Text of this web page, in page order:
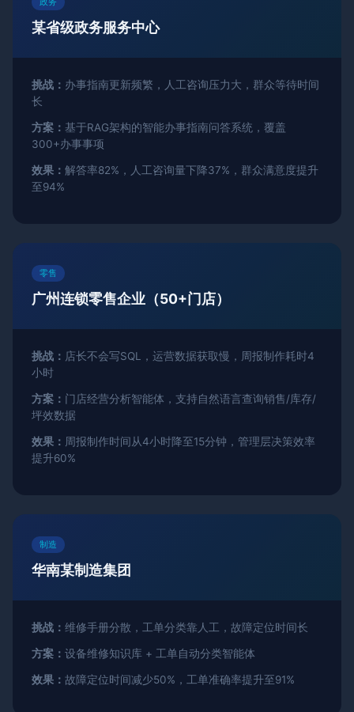
某省级政务服务中心
挑战： 办事指南更新频繁，人工咨询压力大，群众等待时间
长
方案： 基于RAG架构的智能办事指南问答系统，覆盖
300+办事事项
效果： 解答率82%，人工咨询量下降37%，群众满意度提升
至94%
零售
广州连锁零售企业（50+门店）
挑战： 店长不会写SQL，运营数据获取慢，周报制作耗时4
小时
方案： 门店经营分析智能体，支持自然语言查询销售/库存/
坪效数据
效果： 周报制作时间从4小时降至15分钟，管理层决策效率
提升60%
制造
华南某制造集团
挑战： 维修手册分散，工单分类靠人工，故障定位时间长
方案： 设备维修知识库 + 工单自动分类智能体
效果： 故障定位时间减少50%，工单准确率提升至91%